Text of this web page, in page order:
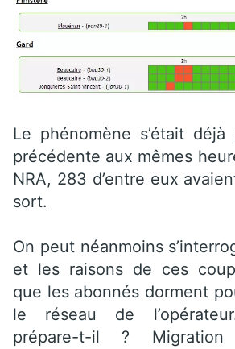
Le phénomène s’était
précédente aux mêmes
NRA, 283 d’entre eux
sort.
On peut néanmoins
et les raisons de ces
que les abonnés dorment
le réseau de
prépare-t-il ?